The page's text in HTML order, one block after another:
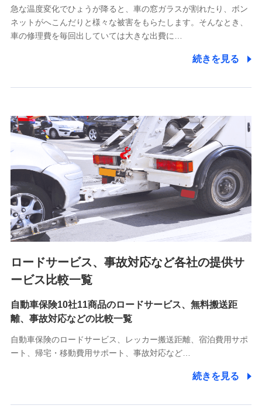
上記に係る連絡・手続き・管理等付帯業務を行うため
5.通話録音にて取得する情報
7.社員（従業者）の個人情報
人事･勤怠･健康・労務等の管理、給与支給、福利厚生・採用
退職関連処理等の各種手続きのため、当社と従業員または従
業員同士の連絡のため
8.取引先個人情報
取引先としての選定業務、営業情報の提供業務、契約締結手
続き業務、取引管理業務、およびこれらに準ずる業務の遂行
のため
9.お問い合わせ情報
各種お問い合わせに対応するため
10.受託業務の 個人情報
受託業務の遂行およびこれらに準ずる業務の遂行のため
11.マイカー通勤管理クラウド並びに法人向けASPサー
をお送りするため
急な温度変化でひょうが降ると、車の窓ガラスが割れたり、ボン
ネットがへこんだりと様々な被害をもらたします。そんなとき、
車の修理費を毎回出していては大きな出費に…
続きを見る
ロードサービス、事故対応など各社の提供サ
ービス比較一覧
自動車保険10社11商品のロードサービス、無料搬送距
離、事故対応などの比較一覧
自動車保険のロードサービス、レッカー搬送距離、宿泊費用サポ
ート、帰宅・移動費用サポート、事故対応など…
続きを見る